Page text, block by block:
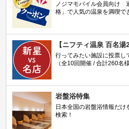
ノジマモバイル会員向け
格」で人気の温泉を満喫で
【ニフティ温泉 百名湯
行ってみたい施設に投票し
（全10回開催 / 合計260名様
岩盤浴特集
日本全国の岩盤浴情報だけ
検索！